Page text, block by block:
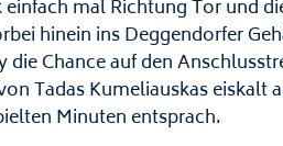
mal Richtung Tor und
hinein ins Deggendorfer
Chance auf den
Tadas Kumeliauskas
Minuten entsprach.